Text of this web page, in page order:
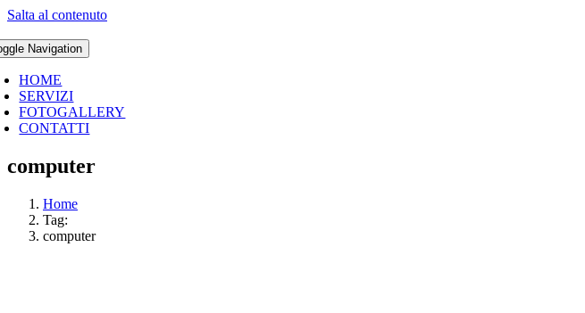
Salta al contenuto
Navigation
HOME
SERVIZI
FOTOGALLERY
CONTATTI
computer
Home
Tag:
computer